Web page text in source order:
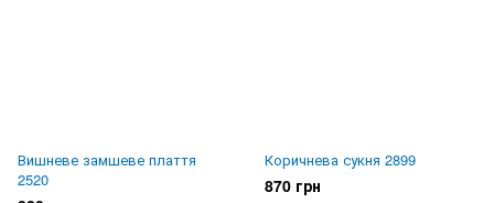
Вишневе замшеве плаття
2520
Коричнева сукня 2899
870 грн